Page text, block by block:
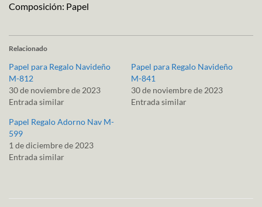
Composición: Papel
Relacionado
Papel para Regalo Navideño
M-812
30 de noviembre de 2023
Entrada similar
Papel para Regalo Navideño
M-841
30 de noviembre de 2023
Entrada similar
Papel Regalo Adorno Nav M-
599
1 de diciembre de 2023
Entrada similar